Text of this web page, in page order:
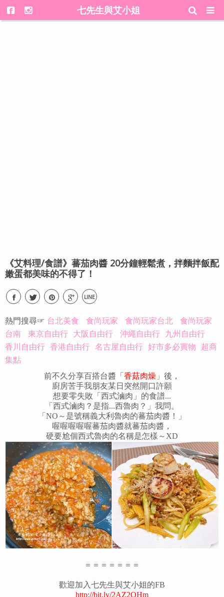
七先生與艾小姐
《艾料理/食譜》蕃茄肉醬 20分鐘輕鬆煮，拌麵拌飯配
嫩蛋都美味的不得了！
LINE
熱門搜尋☞ 台北美食 食尚玩家 食尚玩家台北
食尚玩家
台南
東京自由行 大阪自由行 沖繩自由行 九州自由行
香川自由行 香港自由行 名古屋自由行 好市多必買物 超商
集點
前不久分享百搭台醬「 香菇肉燥 」後，
廚房苦手我朋友某日突然開口許願
想要零失敗「西式滷肉」的食譜...
「西式滷肉？是指...西魯肉？」我問。
「NO～是號稱義大利魯肉的蕃茄肉醬！」
喔喔喔喔喔蕃茄肉醬就蕃茄肉醬，
硬要尬個西式魯肉的名稱是怎樣～XD
＝＝＝＝＝＝＝
歡迎加入七先生與艾小姐的FB
http://bit.ly/2AZ2OHm